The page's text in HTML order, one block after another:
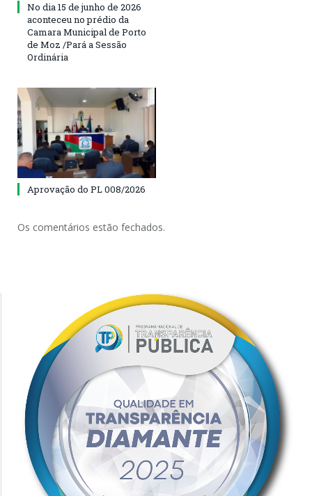
No dia 15 de junho de 2026
aconteceu no prédio da
Camara Municipal de Porto
de Moz /Pará a Sessão
Ordinária
Aprovação do PL 008/2026
Os comentários estão fechados.